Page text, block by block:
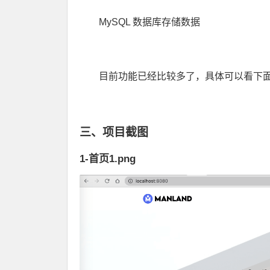
MySQL 数据库存储数据
目前功能已经比较多了，具体可以看下
三、项目截图
1-首页1.png